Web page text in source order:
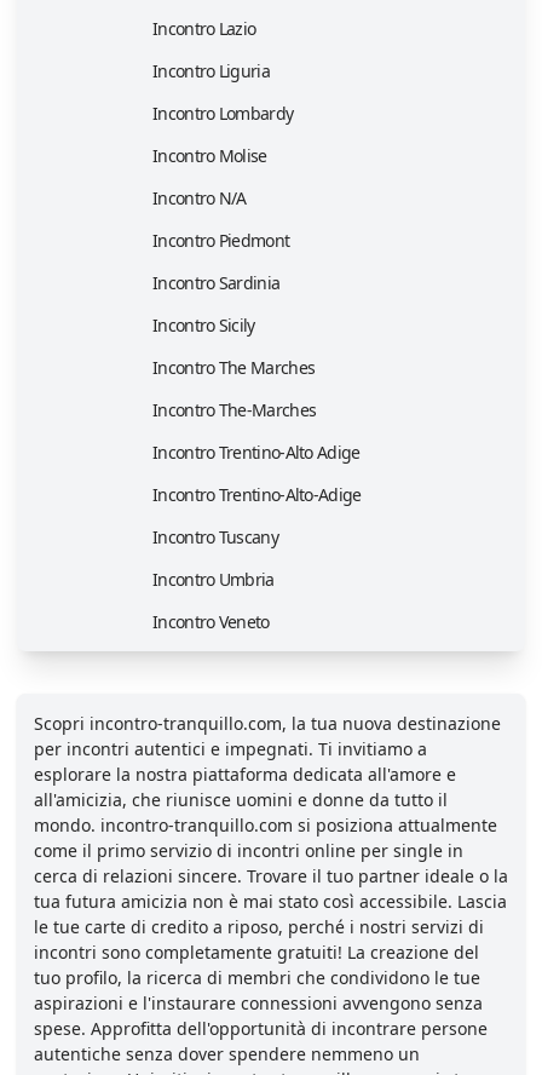
Incontro Lazio
Incontro Liguria
Incontro Lombardy
Incontro Molise
Incontro N/A
Incontro Piedmont
Incontro Sardinia
Incontro Sicily
Incontro The Marches
Incontro The-Marches
Incontro Trentino-Alto Adige
Incontro Trentino-Alto-Adige
Incontro Tuscany
Incontro Umbria
Incontro Veneto
Scopri incontro-tranquillo.com, la tua nuova destinazione
per incontri autentici e impegnati. Ti invitiamo a
esplorare la nostra piattaforma dedicata all'amore e
all'amicizia, che riunisce uomini e donne da tutto il
mondo. incontro-tranquillo.com si posiziona attualmente
come il primo servizio di incontri online per single in
cerca di relazioni sincere. Trovare il tuo partner ideale o la
tua futura amicizia non è mai stato così accessibile. Lascia
le tue carte di credito a riposo, perché i nostri servizi di
incontri sono completamente gratuiti! La creazione del
tuo profilo, la ricerca di membri che condividono le tue
aspirazioni e l'instaurare connessioni avvengono senza
spese. Approfitta dell'opportunità di incontrare persone
autentiche senza dover spendere nemmeno un